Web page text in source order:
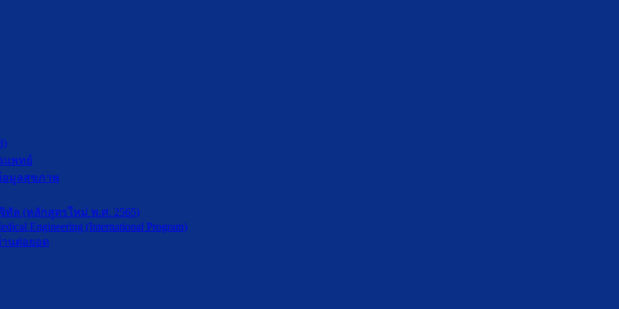
แพทย์
อมูลสุขภาพ
ล (หลักสูตรใหม่ พ.ศ. 2565)
Engineering (International Program)
นต่อยอด